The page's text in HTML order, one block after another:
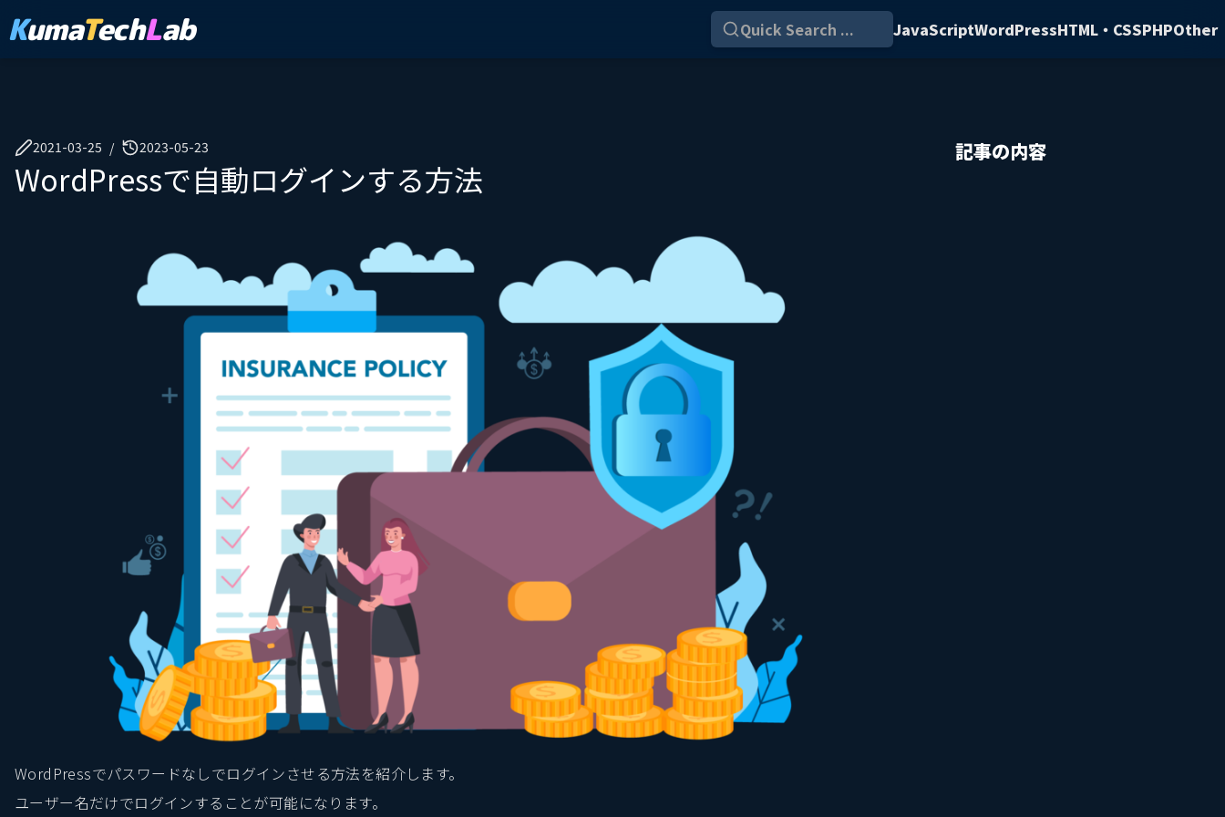
KumaTechLab Quick Search ... JavaScriptWordPressHTML・CSSPHPOther
2021-03-25 / 2023-05-23
WordPressで自動ログインする方法
WordPressでパスワードなしでログインさせる方法を紹介します。
ユーザー名だけでログインすることが可能になります。
記事の内容